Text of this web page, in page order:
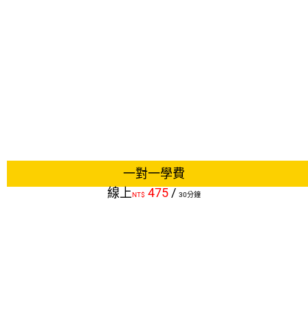
一對一學費
線上NT$ 475 / 30分鐘